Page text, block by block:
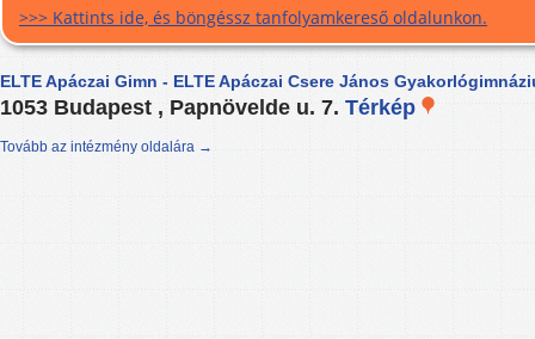
>>> Kattints ide, és böngéssz tanfolyamkereső oldalunkon.
ELTE Apáczai Gimn - ELTE Apáczai Csere János
1053 Budapest , Papnövelde u. 7. Térkép
Tovább az intézmény oldalára →